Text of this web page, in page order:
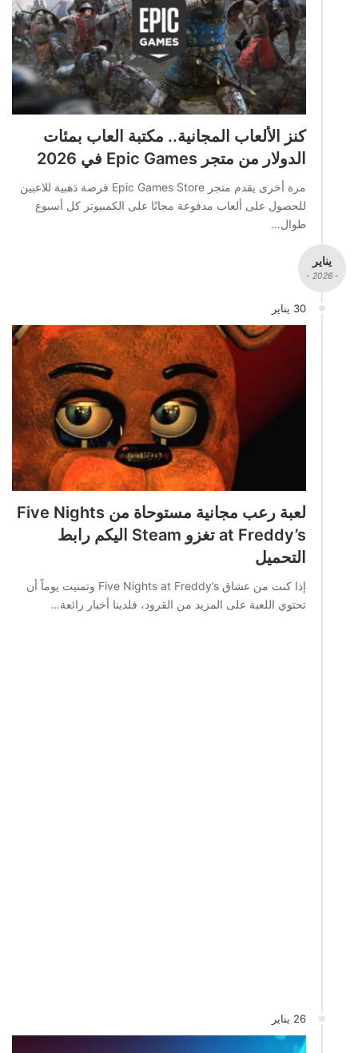
كنز الألعاب المجانية.. مكتبة العاب بمئات
الدولار من متجر Epic Games في 2026
مرة أخرى يقدم متجر Epic Games Store فرصة ذهبية للاعبين
للحصول على ألعاب مدفوعة مجانًا على الكمبيوتر كل أسبوع
طوال…
يناير
- 2026 -
30 يناير
لعبة رعب مجانية مستوحاة من Five Nights
at Freddy’s تغزو Steam اليكم رابط
التحميل
إذا كنت من عشاق Five Nights at Freddy’s وتمنيت يوماً أن
تحتوي اللعبة على المزيد من القرود، فلدينا أخبار رائعة…
26 يناير